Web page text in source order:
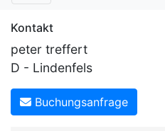
Kontakt
peter treffert
D - Lindenfels
Buchungsanfrage